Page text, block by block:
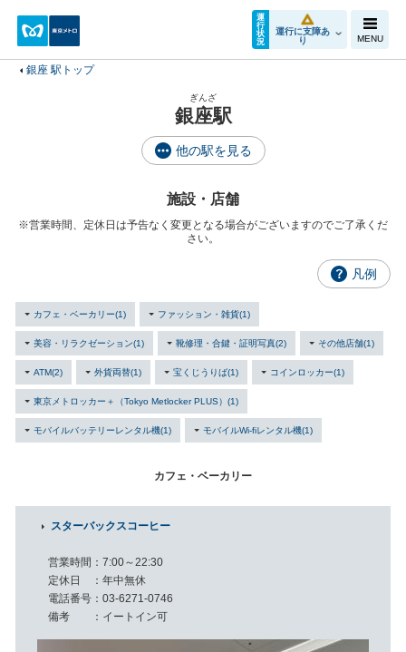
運
行
状
況
運行に支障あ
り
MENU
銀座 駅トップ
ぎんざ
銀座駅
他の駅を見る
施設・店舗
※営業時間、定休日は予告なく変更となる場合がございますのでご了承くだ
さい。
凡例
カフェ・ベーカリー(1) ファッション・雑貨(1)
美容・リラクゼーション(1) 靴修理・合鍵・証明写真(2) その他店舗(1)
ATM(2) 外貨両替(1) 宝くじうりば(1) コインロッカー(1)
東京メトロッカー＋（Tokyo Metlocker PLUS）(1)
モバイルバッテリーレンタル機(1) モバイルWi-fiレンタル機(1)
カフェ・ベーカリー
スターバックスコーヒー
営業時間
7:00～22:30
定休日
年中無休
電話番号
03-6271-0746
備考
イートイン可